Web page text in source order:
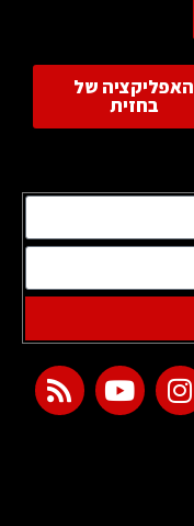
האפליקציה של
בחזית